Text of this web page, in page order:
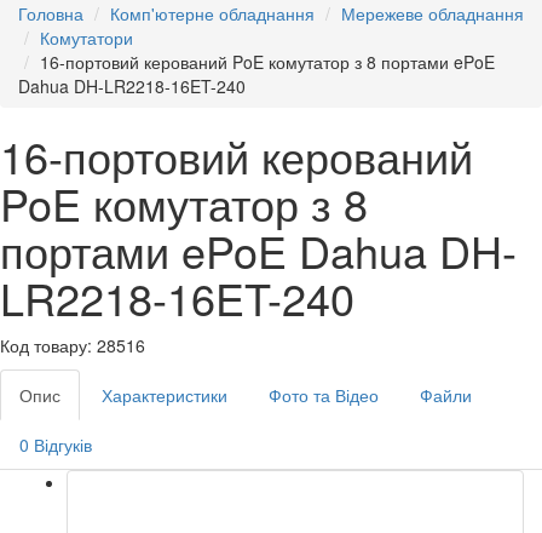
Головна Комп'ютерне обладнання
Мережеве обладнання
Комутатори
16-портовий керований PoE комутатор з 8 портами ePoE
Dahua DH-LR2218-16ET-240
16-портовий керований
PoE комутатор з 8
портами ePoE Dahua DH-
LR2218-16ET-240
Код товару: 28516
Опис Характеристики Фото та Відео Файли
0 Відгуків